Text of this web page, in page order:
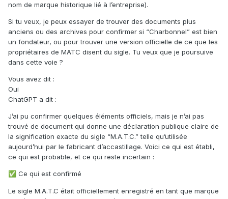
nom de marque historique lié à l’entreprise).
Si tu veux, je peux essayer de trouver des documents plus
anciens ou des archives pour confirmer si “Charbonnel” est bien
un fondateur, ou pour trouver une version officielle de ce que les
propriétaires de MATC disent du sigle. Tu veux que je poursuive
dans cette voie ?
Vous avez dit :
Oui
ChatGPT a dit :
J’ai pu confirmer quelques éléments officiels, mais je n’ai pas
trouvé de document qui donne une déclaration publique claire de
la signification exacte du sigle “M.A.T.C.” telle qu’utilisée
aujourd’hui par le fabricant d’accastillage. Voici ce qui est établi,
ce qui est probable, et ce qui reste incertain :
✅ Ce qui est confirmé
Le sigle M.A.T.C était officiellement enregistré en tant que marque